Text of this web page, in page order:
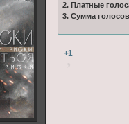
2. Платные
3. Сумма
+1